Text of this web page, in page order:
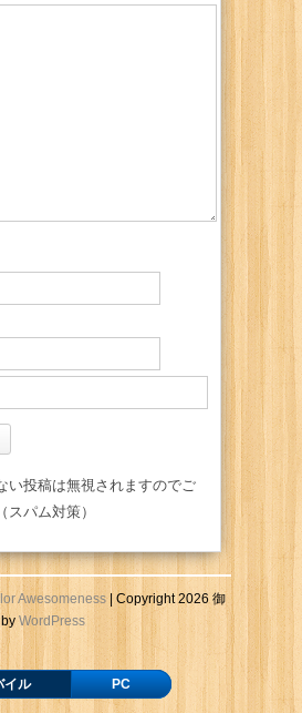
い投稿は無視されますのでご
パム対策）
Awesomeness| Copyright 2026 御
byWordPress
イル PC